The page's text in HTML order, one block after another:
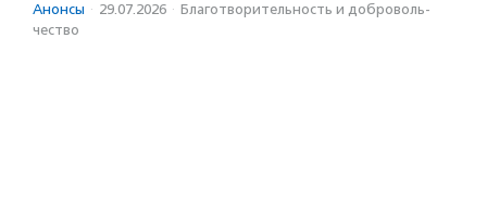
Анонсы · 29.07.2026 · Благотвори­тель­ность и доброволь­
чест­во